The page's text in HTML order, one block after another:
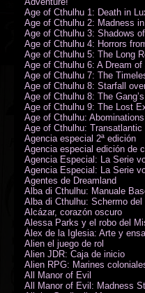
Age of Cthulhu 1: Death in
Age of Cthulhu 2: Madness in
Age of Cthulhu 3: Shadows
Age of Cthulhu 4: Horrors
Age of Cthulhu 5: The Long
Age of Cthulhu 6: A Dream of
Age of Cthulhu 7: The
Age of Cthulhu 8: Starfall
Age of Cthulhu 8: The Gang’s
Age of Cthulhu 9: The Lost
Age of Cthulhu: Abominations
Age of Cthulhu: Transatlantic
Agencia especial 2ª edición
Agencia especial edición de
Agencia Especial: La Serie
Agencia Especial: La Serie
Agentes de Dreamland
Alba di Cthulhu: Manuale
Alba di Cthulhu: Schermo del
Alcázar, corazón oscuro
Alessa Parks y el robo del
Álex de la Iglesia: Arte y
Alien el juego de rol
Alien JDR: Caja de inicio
Alien RPG: Marines
All Manor of Evil
All Manor of Evil: Madness